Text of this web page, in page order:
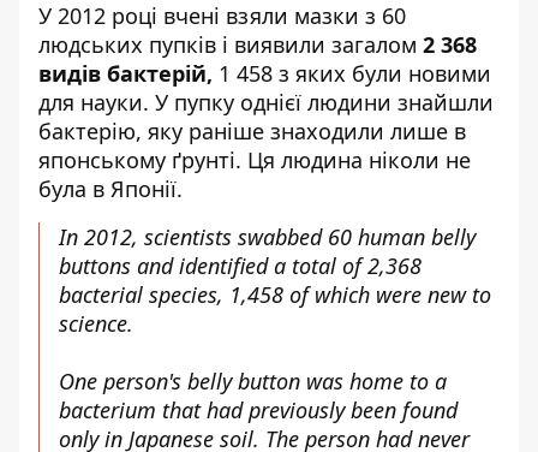
У 2012 році вчені взяли мазки з 60
людських пупків і виявили загалом 2 368
видів бактерій, 1 458 з яких були новими
для науки. У пупку однієї людини знайшли
бактерію, яку раніше знаходили лише в
японському ґрунті. Ця людина ніколи не
була в Японії.
In 2012, scientists swabbed 60 human belly
buttons and identified a total of 2,368
bacterial species, 1,458 of which were new to
science.
One person's belly button was home to a
bacterium that had previously been found
only in Japanese soil. The person had never